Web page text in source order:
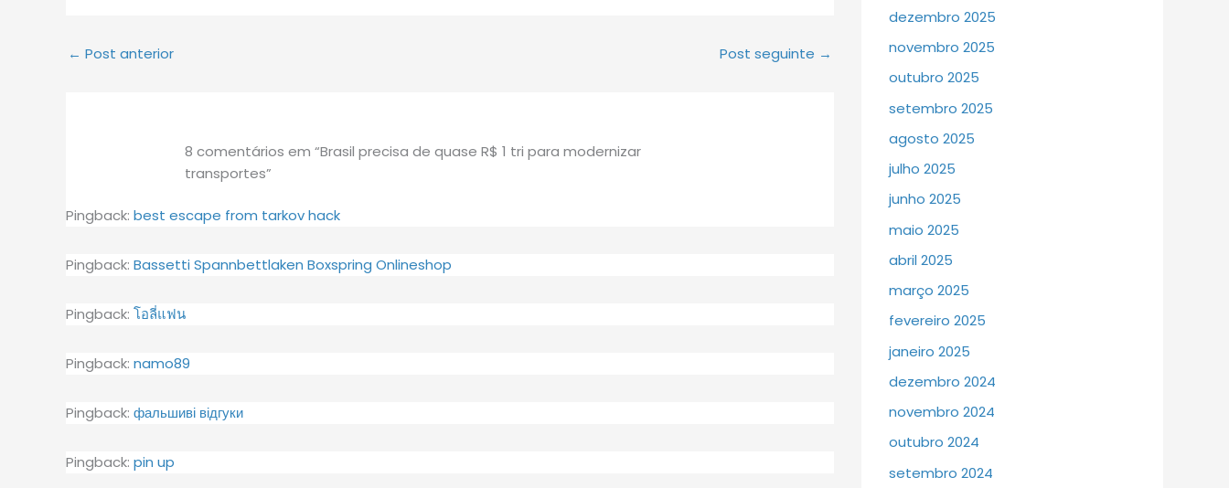
← Post anterior Post seguinte →
8 comentários em “Brasil precisa de quase R$ 1 tri para modernizar
transportes”
Pingback: best escape from tarkov hack
Pingback: Bassetti Spannbettlaken Boxspring Onlineshop
Pingback: โอลี่แฟน
Pingback: namo89
Pingback: фальшиві відгуки
Pingback: pin up
dezembro 2025
novembro 2025
outubro 2025
setembro 2025
agosto 2025
julho 2025
junho 2025
maio 2025
abril 2025
março 2025
fevereiro 2025
janeiro 2025
dezembro 2024
novembro 2024
outubro 2024
setembro 2024